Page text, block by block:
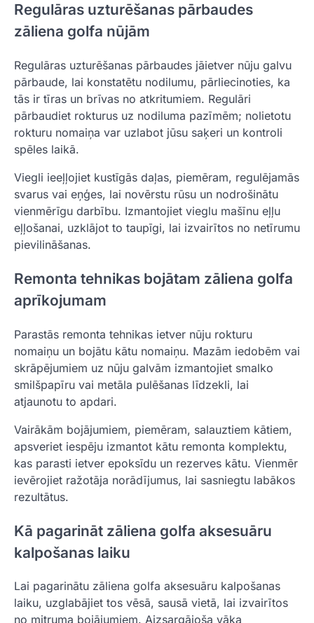
Regulāras uzturēšanas pārbaudes
zāliena golfa nūjām
Regulāras uzturēšanas pārbaudes jāietver nūju galvu
pārbaude, lai konstatētu nodilumu, pārliecinoties, ka
tās ir tīras un brīvas no atkritumiem. Regulāri
pārbaudiet rokturus uz nodiluma pazīmēm; nolietotu
rokturu nomaiņa var uzlabot jūsu saķeri un kontroli
spēles laikā.
Viegli ieeļļojiet kustīgās daļas, piemēram, regulējamās
svarus vai eņģes, lai novērstu rūsu un nodrošinātu
vienmērīgu darbību. Izmantojiet vieglu mašīnu eļļu
eļļošanai, uzklājot to taupīgi, lai izvairītos no netīrumu
pievilināšanas.
Remonta tehnikas bojātam zāliena golfa
aprīkojumam
Parastās remonta tehnikas ietver nūju rokturu
nomaiņu un bojātu kātu nomaiņu. Mazām iedobēm vai
skrāpējumiem uz nūju galvām izmantojiet smalko
smilšpapīru vai metāla pulēšanas līdzekli, lai
atjaunotu to apdari.
Vairākām bojājumiem, piemēram, salauztiem kātiem,
apsveriet iespēju izmantot kātu remonta komplektu,
kas parasti ietver epoksīdu un rezerves kātu. Vienmēr
ievērojiet ražotāja norādījumus, lai sasniegtu labākos
rezultātus.
Kā pagarināt zāliena golfa aksesuāru
kalpošanas laiku
Lai pagarinātu zāliena golfa aksesuāru kalpošanas
laiku, uzglabājiet tos vēsā, sausā vietā, lai izvairītos
no mitruma bojājumiem. Aizsargājoša vāka